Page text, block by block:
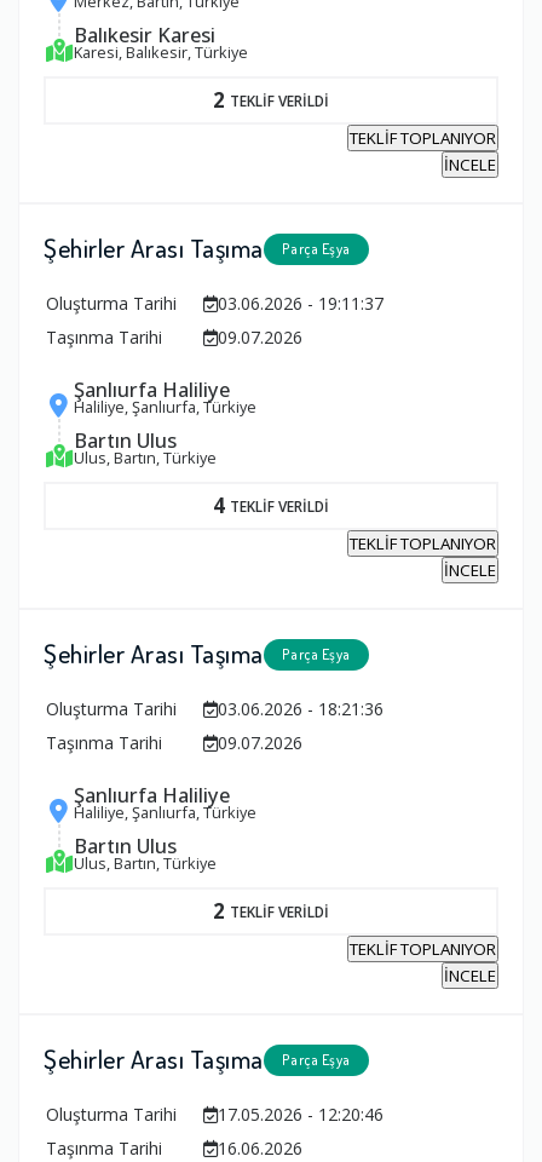
Balıkesir Karesi
Karesi, Balıkesir, Türkiye
2 TEKLİF VERİLDİ
TEKLİF TOPLANIYOR
İNCELE
Şehirler Arası Taşıma Parça Eşya
Oluşturma Tarihi
03.06.2026 - 19:11:37
Taşınma Tarihi
09.07.2026
Şanlıurfa Haliliye
Haliliye, Şanlıurfa, Türkiye
Bartın Ulus
Ulus, Bartın, Türkiye
4 TEKLİF VERİLDİ
TEKLİF TOPLANIYOR
İNCELE
Şehirler Arası Taşıma Parça Eşya
Oluşturma Tarihi
03.06.2026 - 18:21:36
Taşınma Tarihi
09.07.2026
Şanlıurfa Haliliye
Haliliye, Şanlıurfa, Türkiye
Bartın Ulus
Ulus, Bartın, Türkiye
2 TEKLİF VERİLDİ
TEKLİF TOPLANIYOR
İNCELE
Şehirler Arası Taşıma Parça Eşya
Oluşturma Tarihi
17.05.2026 - 12:20:46
Taşınma Tarihi
16.06.2026